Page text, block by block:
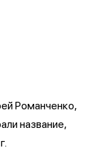
Романченко,
название,